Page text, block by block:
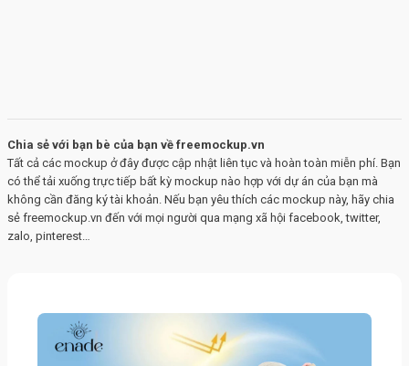
Chia sẻ với bạn bè của bạn về freemockup.vn
Tất cả các mockup ở đây được cập nhật liên tục và hoàn toàn miễn phí. Bạn
có thể tải xuống trực tiếp bất kỳ mockup nào hợp với dự án của bạn mà
không cần đăng ký tài khoản. Nếu bạn yêu thích các mockup này, hãy chia
sẻ freemockup.vn đến với mọi người qua mạng xã hội facebook, twitter,
zalo, pinterest…